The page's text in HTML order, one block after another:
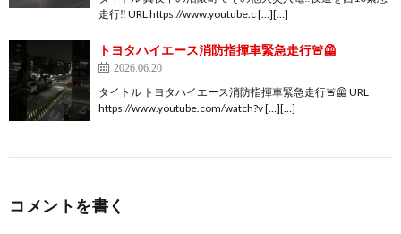
走行‼️ URL https://www.youtube.c […][…]
トヨタハイエース消防指揮車緊急走行🚨🦺
2026.06.20
タイトル トヨタハイエース消防指揮車緊急走行🚨🦺 URL
https://www.youtube.com/watch?v […][…]
コメントを書く